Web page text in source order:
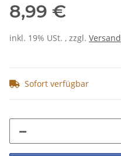
8,99 €
inkl. 19% USt. , zzgl. Versand
Sofort verfügbar